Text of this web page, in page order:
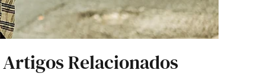
Artigos Relacionados